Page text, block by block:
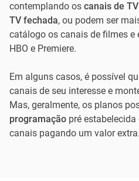
contemplando os canais de
TV fechada, ou podem ser
catálogo os canais de filmes e
HBO e Premiere.
Em alguns casos, é possível
canais de seu interesse e
Mas, geralmente, os planos
programação pré
canais pagando um valor extra.